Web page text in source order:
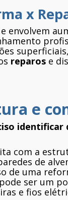
x
envolvem
reparos e
e
identificar
com a
de
de uma
ser um
e fios